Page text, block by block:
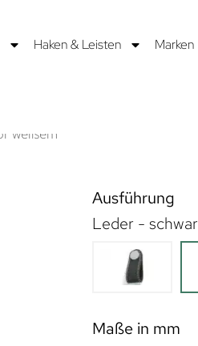
Haken & Leisten Marken
Ausführung
Leder -
Maße in mm